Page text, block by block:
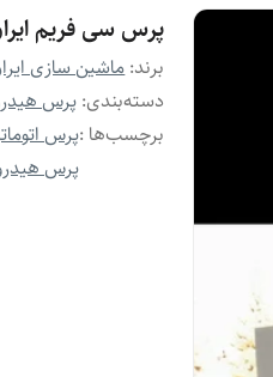
پرس سی فریم
برند:ماشین سازی
دسته‌بندی: پرس
برچسب‌ها :پرس
پرس